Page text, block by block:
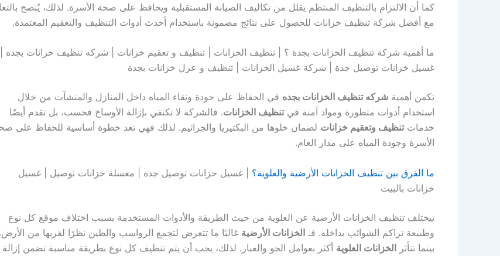
كما أن الالتزام بالتنظيف المنتظم يقلل من تكاليف الصيانة المستقبلية ويحافظ على صحة الأسرة. لذلك، يُنصح
مع أفضل شركة تنظيف خزانات للحصول على نتائج مضمونة باستخدام أحدث أدوات التنظيف والتعقيم المعتمدة.
ما أهمية شركة تنظيف الخزانات بجدة ؟ | تنظيف الخزانات | تنظيف و تعقيم خزانات | شركه تنظيف خزانات بجده |
غسيل خزانات توصيل جدة | شركة غسيل الخزانات | تنظيف و عزل خزانات بجدة
تكمن أهمية شركه تنظيف الخزانات بجده في الحفاظ على جودة ونقاء المياه داخل المنازل والمنشآت من خلال
استخدام أدوات متطورة ومواد آمنة فيتنظيف الخزانات. فالشركة لا تكتفي بإزالة الأوساخ فحسب، بل تقدم أيضًا
خدماتتنظيف وتعقيم خزانات لضمان خلوها من البكتيريا والجراثيم. لذلك فهي تعد خطوة أساسية للحفاظ على
الأسرة وجودة المياه على مدار العام.
ما الفرق بين تنظيف الخزانات الأرضية والعلوية؟ | غسيل خزانات توصيل جدة | مغسلة خزانات توصيل | غسيل
خزانات بالبيت
ييختلف تنظيف الخزانات الأرضية عن العلوية من حيث الطريقة والأدوات المستخدمة بسبب اختلاف موقع كل نوع
وطبيعة تراكم الشوائب بداخله. فـ الخزانات الأرضية غالبًا ما تتعرض لتجمع الرواسب والطين نظرًا لقربها من الأرض،
بينما تتأثر الخزانات العلوية أكثر بعوامل الجو والغبار. لذلك، يجب أن يتم تنظيف كل نوع بطريقة مناسبة تضمن إزالة